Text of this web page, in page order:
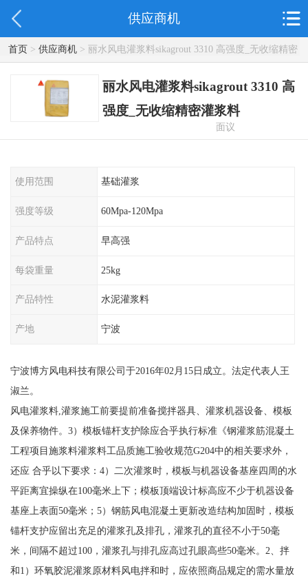
供应商机
首页> 供应商机> 丽水风电灌浆料sikagrout 3310 高强度_无收缩精密
灌浆料
丽水风电灌浆料sikagrout 3310 高
强度_无收缩精密灌浆料
面议
使用范围 基础灌浆
强度等级 60Mpa-120Mpa
产品特点 早高强
每袋重量 25kg
产品特性 水泥灌浆料
产地 宁波
宁波博方风电科技有限公司于2016年02月15日成立。法定代表人王
淑兰。
风电灌浆料,灌浆施工前要提前准备搅拌器具、灌浆机器设备、模板
及保养物件。3）模板锚杆支护除应合乎执行标准《钢灌浆筋混凝土
工程项目施浆料灌浆料工品质施工验收规范G204中的相关要求外，
还应 合乎以下要求：4）二次灌浆时，模板与机器设备基座四周的水
平距离宜操纵在100毫米上下；模板顶端设计标高应不少于机器设备
基座上表面50毫米；5）钢筋风电混凝土更新改造结构加固时，模板
锚杆支护应留出充足的灌浆孔及排孔，灌浆孔的直径不小于50毫
米，间隔不超过100，灌浆孔与排孔应高过孔眼高些50毫米。2、拌
和1）环氧胶泥灌浆原材料风电拌和时，应依照商品规定的需水量放